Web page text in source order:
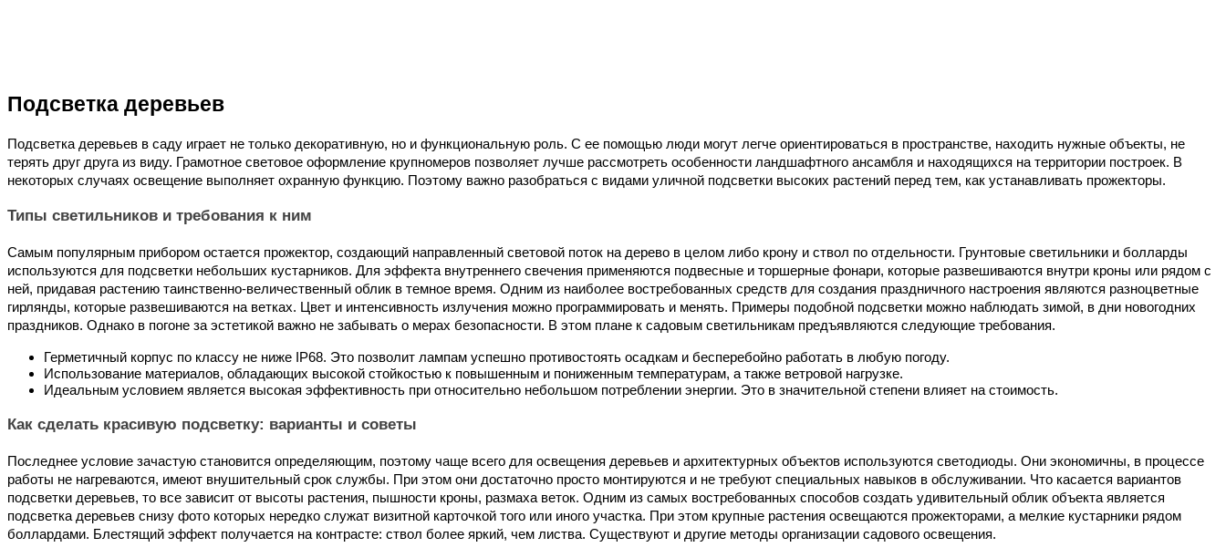
Подсветка деревьев
Подсветка деревьев в саду играет не только декоративную, но и функциональную роль. С ее помощью люди могут легче ориентироваться в пространстве, находить нужные объекты, не
терять друг друга из виду. Грамотное световое оформление крупномеров позволяет лучше рассмотреть особенности ландшафтного ансамбля и находящихся на территории построек. В
некоторых случаях освещение выполняет охранную функцию. Поэтому важно разобраться с видами уличной подсветки высоких растений перед тем, как устанавливать прожекторы.
Типы светильников и требования к ним
Самым популярным прибором остается прожектор, создающий направленный световой поток на дерево в целом либо крону и ствол по отдельности. Грунтовые светильники и болларды
используются для подсветки небольших кустарников. Для эффекта внутреннего свечения применяются подвесные и торшерные фонари, которые развешиваются внутри кроны или рядом с
ней, придавая растению таинственно-величественный облик в темное время. Одним из наиболее востребованных средств для создания праздничного настроения являются разноцветные
гирлянды, которые развешиваются на ветках. Цвет и интенсивность излучения можно программировать и менять. Примеры подобной подсветки можно наблюдать зимой, в дни новогодних
праздников. Однако в погоне за эстетикой важно не забывать о мерах безопасности. В этом плане к садовым светильникам предъявляются следующие требования.
Герметичный корпус по классу не ниже IP68. Это позволит лампам успешно противостоять осадкам и бесперебойно работать в любую погоду.
Использование материалов, обладающих высокой стойкостью к повышенным и пониженным температурам, а также ветровой нагрузке.
Идеальным условием является высокая эффективность при относительно небольшом потреблении энергии. Это в значительной степени влияет на стоимость.
Как сделать красивую подсветку: варианты и советы
Последнее условие зачастую становится определяющим, поэтому чаще всего для освещения деревьев и архитектурных объектов используются светодиоды. Они экономичны, в процессе
работы не нагреваются, имеют внушительный срок службы. При этом они достаточно просто монтируются и не требуют специальных навыков в обслуживании. Что касается вариантов
подсветки деревьев, то все зависит от высоты растения, пышности кроны, размаха веток. Одним из самых востребованных способов создать удивительный облик объекта является
подсветка деревьев снизу фото которых нередко служат визитной карточкой того или иного участка. При этом крупные растения освещаются прожекторами, а мелкие кустарники рядом
боллардами. Блестящий эффект получается на контрасте: ствол более яркий, чем листва. Существуют и другие методы организации садового освещения.